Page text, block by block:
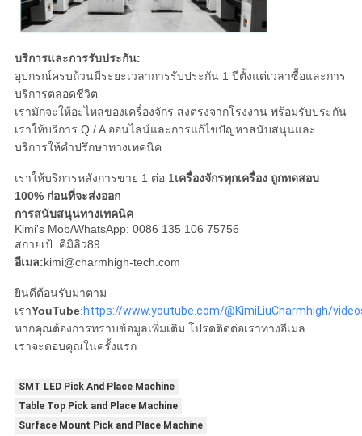
บริการและการรับประกัน:
อุปกรณ์ครบถ้วนมีระยะเวลาการรับประกัน 1 ปีตั้งแต่เวลาซื้อและการ
บริการตลอดชีวิต
เรามักจะให้อะไหล่ของเครื่องจักร ส่งตรงจากโรงงาน พร้อมรับประกัน
เราให้บริการ Q / A ออนไลน์และการแก้ไขปัญหาสนับสนุนและ
บริการให้คําปรึกษาทางเทคนิค
เราให้บริการหลังการขาย 1 ต่อ 1เครื่องจักรทุกเครื่อง ถูกทดสอบ
100% ก่อนที่จะส่งออก
การสนับสนุนทางเทคนิค
Kimi's Mob/WhatsApp: 0086 135 106 75756
สกายเป้: คิมิลิว89
อีเมล:kimi@charmhigh-tech.com
ยินดีต้อนรับมาตาม
เราYouTube:https://www.youtube.com/@KimiLiuCharmhigh/
หากคุณต้องการทราบข้อมูลเพิ่มเติม โปรดติดต่อเราทางอีเมล
เราจะตอบคุณในครั้งแรก
SMT LED Pick And Place Machine
Table Top Pick and Place Machine
Surface Mount Pick and Place Machine